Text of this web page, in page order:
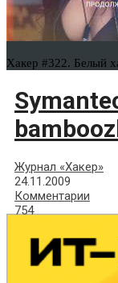
Хакер #322. Белый
Журнал «Хакер»
24.11.2009
Комментарии
754